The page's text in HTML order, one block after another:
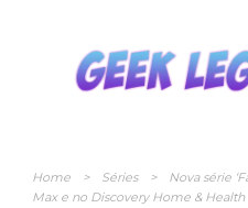
Home > Séries >
Nova série
Max e no Discovery Home & Health